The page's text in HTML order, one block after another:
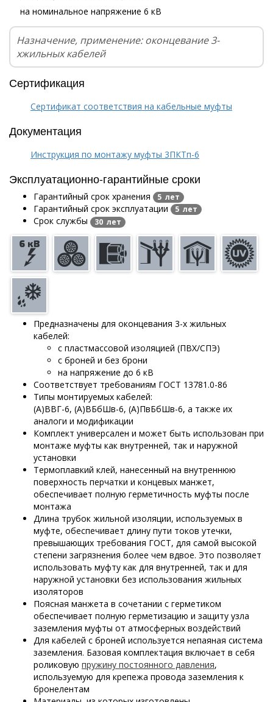
на номинальное напряжение 6 кВ
Назначение, применение: оконцевание 3-
хжильных кабелей
Сертификация
Сертификат соответствия на кабельные муфты
Документация
Инструкция по монтажу муфты 3ПКТп-6
Эксплуатационно-гарантийные сроки
Гарантийный срок хранения 5 лет
Гарантийный срок эксплуатации 5 лет
Срок службы 30 лет
Предназначены для оконцевания 3-х жильных
кабелей:
с пластмассовой изоляцией (ПВХ/СПЭ)
с броней и без брони
на напряжение до 6 кВ
Соответствует требованиям ГОСТ 13781.0-86
Типы монтируемых кабелей:
(А)ВВГ-6, (А)ВБбШв-6, (А)ПвБбШв-6, а также их
аналоги и модификации
Комплект универсален и может быть использован при
монтаже муфты как внутренней, так и наружной
установки
Термоплавкий клей, нанесенный на внутреннюю
поверхность перчатки и концевых манжет,
обеспечивает полную герметичность муфты после
монтажа
Длина трубок жильной изоляции, используемых в
муфте, обеспечивает длину пути токов утечки,
превышающих требования ГОСТ, для самой высокой
степени загрязнения более чем вдвое. Это позволяет
использовать муфту как для внутренней, так и для
наружной установки без использования жильных
изоляторов
Поясная манжета в сочетании с герметиком
обеспечивает полную герметизацию и защиту узла
заземления муфты от атмосферных воздействий
Для кабелей с броней используется непаяная система
заземления. Базовая комплектация включает в себя
роликовую пружину постоянного давления,
используемую для крепежа провода заземления к
бронелентам